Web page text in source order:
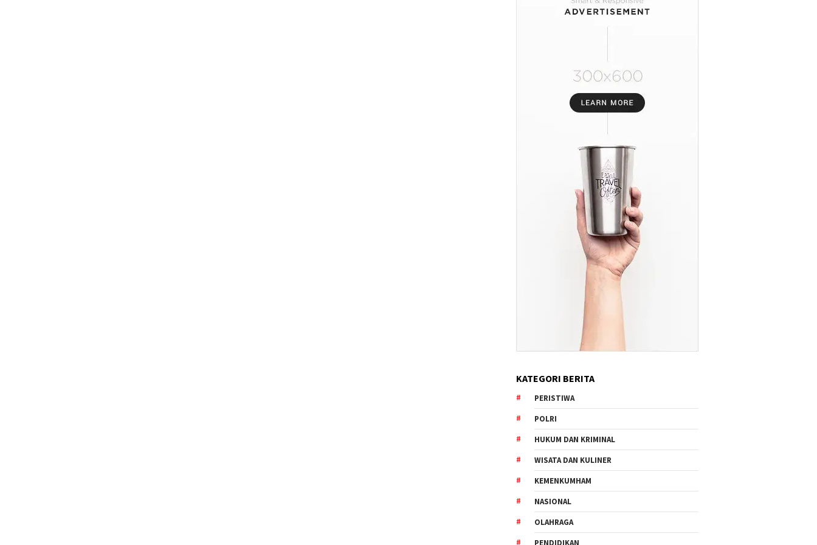
KATEGORI BERITA
PERISTIWA
POLRI
HUKUM DAN KRIMINAL
WISATA DAN KULINER
KEMENKUMHAM
NASIONAL
OLAHRAGA
PENDIDIKAN